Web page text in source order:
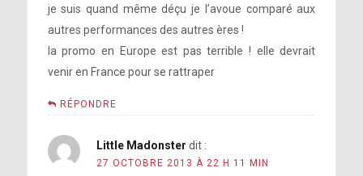
je suis quand même déçu je l’avoue comparé aux
autres performances des autres ères !
la promo en Europe est pas terrible ! elle devrait
venir en France pour se rattraper
RÉPONDRE
Little Madonster dit :
27 OCTOBRE 2013 À 22 H 11 MIN